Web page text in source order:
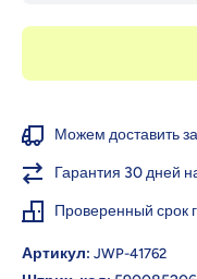
Можем доставить
Гарантия 30 дней
Проверенный срок
Артикул: JWP-41762